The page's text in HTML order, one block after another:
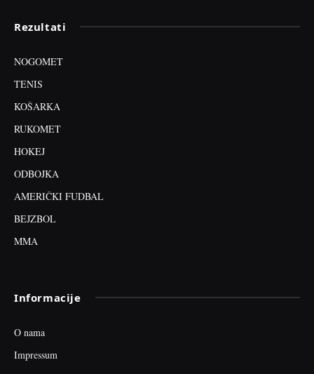
Rezultati
NOGOMET
TENIS
KOŠARKA
RUKOMET
HOKEJ
ODBOJKA
AMERIČKI FUDBAL
BEJZBOL
MMA
Informacije
O nama
Impressum